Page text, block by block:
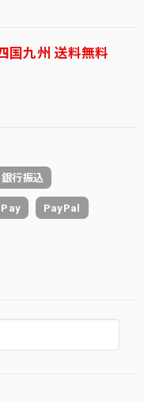
国九州 送料無料
銀行振込
PayPal